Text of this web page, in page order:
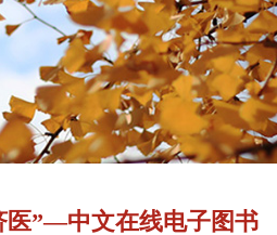
医”—中文在线电子图书